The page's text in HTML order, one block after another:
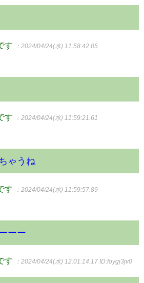
す ：2024/04/24(水) 11:58:42.05
す ：2024/04/24(水) 11:59:21.61
ゃうね
す ：2024/04/24(水) 11:59:57.89
ーー
す ：2024/04/24(水) 12:01:14.17 ID:foygj3jv0